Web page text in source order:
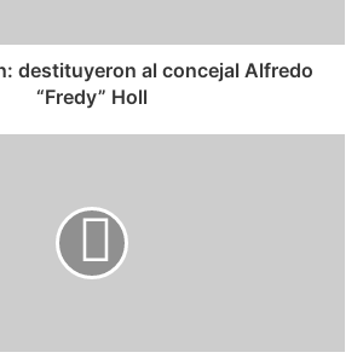
destituyeron al concejal Alfredo
“Fredy” Holl